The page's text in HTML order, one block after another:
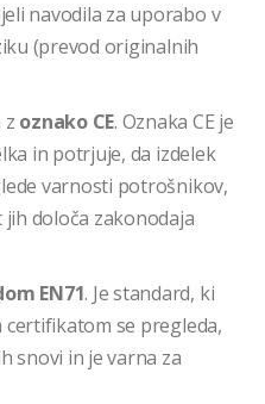
navodila za uporabo v
(prevod originalnih
z oznako CE. Oznaka CE je
in potrjuje, da izdelek
varnosti potrošnikov,
določa zakonodaja
EN71. Je standard, ki
se pregleda,
snovi in je varna za